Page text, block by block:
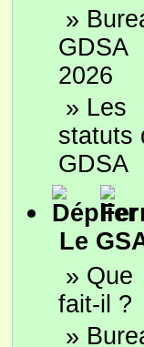
»
GDSA
2026
» Les
statuts
GDSA
Le
» Que
fait-il ?
»